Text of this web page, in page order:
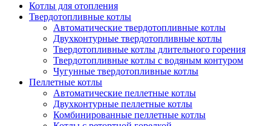
Котлы для отопления
Твердотопливные котлы
Автоматические твердотопливные котлы
Двухконтурные твердотопливные котлы
Твердотопливные котлы длительного горения
Твердотопливные котлы с водяным контуром
Чугунные твердотопливные котлы
Пеллетные котлы
Автоматические пеллетные котлы
Двухконтурные пеллетные котлы
Комбинированные пеллетные котлы